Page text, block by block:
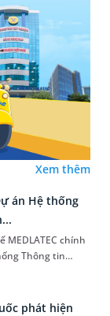
Xem thêm
án Hệ thống
MEDLATEC chính
Thông tin
Information
phát hiện